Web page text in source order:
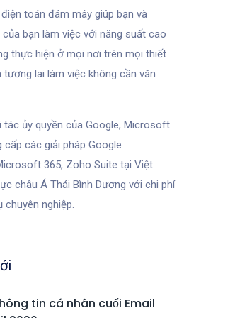
toán đám mây giúp bạn và
của bạn làm việc với năng suất cao
thực hiện ở mọi nơi trên mọi thiết
tương lai làm việc không cần văn
tác ủy quyền của Google, Microsoft
cấp các giải pháp Google
365, Zoho Suite tại Việt
châu Á Thái Bình Dương với chi phí
chuyên nghiệp.
tin cá nhân cuối Email